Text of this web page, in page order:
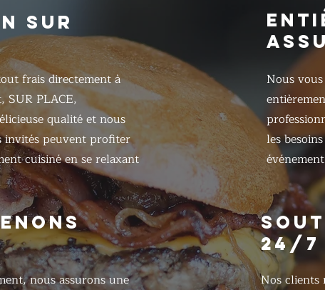
SUR
frais directement à
SUR PLACE,
qualité et nous
invités peuvent profiter
cuisiné en se relaxant
Nous
les
événement
nous assurons une
24/7
Nos clients